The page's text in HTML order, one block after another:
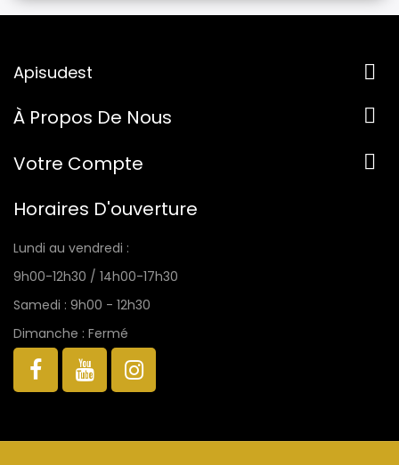
Apisudest 
À Propos De Nous 
Votre Compte 
Horaires D'ouverture
Lundi au vendredi :
9h00-12h30 / 14h00-17h30
Samedi : 9h00 - 12h30
Dimanche : Fermé